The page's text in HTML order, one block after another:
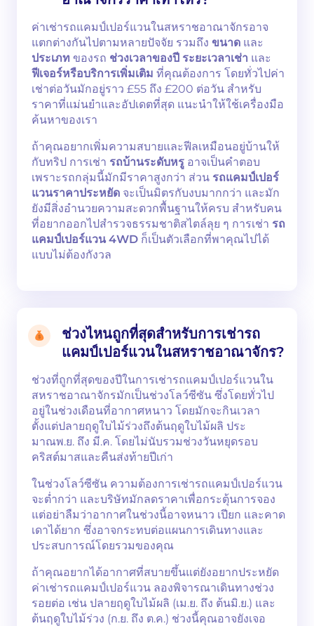
ค่าเช่ารถแคมป์เปอร์แวนในสหราชอาณาจักรอาจ
แตกต่างกันไปตามหลายปัจจัย รวมถึง ขนาด และ
ประเภท ของรถ ช่วงเวลาของปี ระยะเวลาเช่า และ
ฟีเจอร์หรือบริการเพิ่มเติม ที่คุณต้องการ โดยทั่วไปค่า
เช่าต่อวันมักอยู่ราว £55 ถึง £200 ต่อวัน สำหรับ
ราคาที่แม่นยำและอัปเดตที่สุด แนะนำให้ใช้เครื่องมือ
ค้นหาของเรา
ถ้าคุณอยากเพิ่มความสบายและฟีลเหมือนอยู่บ้านให้
กับทริป การเช่า รถบ้านระดับหรู อาจเป็นคำตอบ
เพราะรถกลุ่มนี้มักมีราคาสูงกว่า ส่วน รถแคมป์เปอร์
แวนราคาประหยัด จะเป็นมิตรกับงบมากกว่า และมัก
ยังมีสิ่งอำนวยความสะดวกพื้นฐานให้ครบ สำหรับคน
ที่อยากออกไปสำรวจธรรมชาติสไตล์ลุย ๆ การเช่า รถ
แคมป์เปอร์แวน 4WD ก็เป็นตัวเลือกที่พาคุณไปได้
แบบไม่ต้องกังวล
ช่วงไหนถูกที่สุดสำหรับการเช่ารถ
แคมป์เปอร์แวนในสหราชอาณาจักร?
ช่วงที่ถูกที่สุดของปีในการเช่ารถแคมป์เปอร์แวนใน
สหราชอาณาจักรมักเป็นช่วงโลว์ซีซัน ซึ่งโดยทั่วไป
อยู่ในช่วงเดือนที่อากาศหนาว โดยมักจะกินเวลา
ตั้งแต่ปลายฤดูใบไม้ร่วงถึงต้นฤดูใบไม้ผลิ ประ
มาณพ.ย. ถึง มี.ค. โดยไม่นับรวมช่วงวันหยุดรอบ
คริสต์มาสและคืนส่งท้ายปีเก่า
ในช่วงโลว์ซีซัน ความต้องการเช่ารถแคมป์เปอร์แวน
จะต่ำกว่า และบริษัทมักลดราคาเพื่อกระตุ้นการจอง
แต่อย่าลืมว่าอากาศในช่วงนี้อาจหนาว เปียก และคาด
เดาได้ยาก ซึ่งอาจกระทบต่อแผนการเดินทางและ
ประสบการณ์โดยรวมของคุณ
ถ้าคุณอยากได้อากาศที่สบายขึ้นแต่ยังอยากประหยัด
ค่าเช่ารถแคมป์เปอร์แวน ลองพิจารณาเดินทางช่วง
รอยต่อ เช่น ปลายฤดูใบไม้ผลิ (เม.ย. ถึง ต้นมิ.ย.) และ
ต้นฤดูใบไม้ร่วง (ก.ย. ถึง ต.ค.) ช่วงนี้คุณอาจยังเจอ